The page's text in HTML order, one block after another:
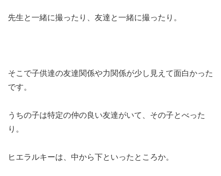
先生と一緒に撮ったり、友達と一緒に撮ったり。
そこで子供達の友達関係や力関係が少し見えて面白かった
です。
うちの子は特定の仲の良い友達がいて、その子とべった
り。
ヒエラルキーは、中から下といったところか。